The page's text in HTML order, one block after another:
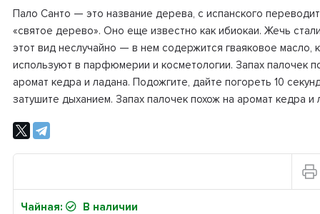
Пало Cанто — это название дерева, с испанского
«святое дерево». Оно еще известно как ибиокаи. Жечь
этот вид неслучайно — в нем содержится гваяковое масло,
используют в парфюмерии и косметологии. Запах палочек
аромат кедра и ладана. Подожгите, дайте погореть 10
затушите дыханием. Запах палочек похож на аромат кедра и
Чайная: В наличии